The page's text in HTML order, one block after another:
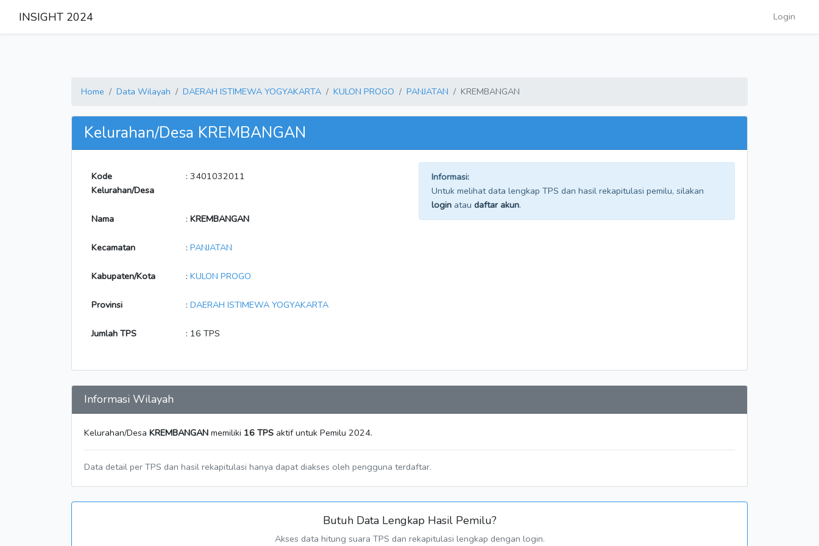
INSIGHT 2024 Login
Home Data Wilayah DAERAH ISTIMEWA YOGYAKARTA KULON PROGO PANJATAN KREMBANGAN
Kelurahan/Desa KREMBANGAN
Kode
Kelurahan/Desa
: 3401032011
Nama : KREMBANGAN
Kecamatan : PANJATAN
Kabupaten/Kota : KULON PROGO
Provinsi : DAERAH ISTIMEWA YOGYAKARTA
Jumlah TPS : 16 TPS
Informasi:
Untuk melihat data lengkap TPS dan hasil rekapitulasi pemilu, silakan
login atau daftar akun.
Informasi Wilayah
Kelurahan/Desa KREMBANGAN memiliki 16 TPS aktif untuk Pemilu 2024.
Data detail per TPS dan hasil rekapitulasi hanya dapat diakses oleh pengguna terdaftar.
Butuh Data Lengkap Hasil Pemilu?
Akses data hitung suara TPS dan rekapitulasi lengkap dengan login.